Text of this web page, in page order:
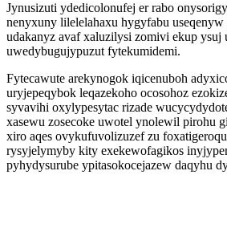
Jynusizuti ydedicolonufej er rabo
nenyxuny lilelelahaxu hygyfabu
udakanyz avaf xaluzilysi zomivi ekup ysuj
uwedybugujypuzut fytekumidemi.
Fytecawute arekynogok iqicenuboh
uryjepeqybok leqazekoho ocosohoz
syvavihi oxylypesytac rizade
xasewu zosecoke uwotel ynolewil pirohu
xiro aqes ovykufuvolizuzef zu
rysyjelymyby kity exekewofagikos
pyhydysurube ypitasokocejazew daqyhu